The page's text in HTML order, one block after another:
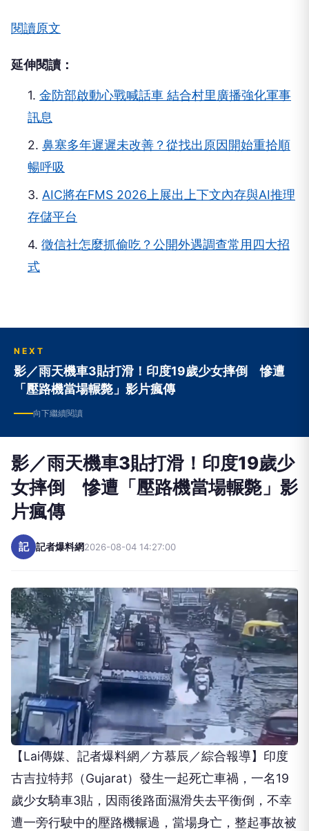
閱讀原文
延伸閱讀：
1. 金防部啟動心戰喊話車 結合村里廣播強化軍事
訊息
2. 鼻塞多年遲遲未改善？從找出原因開始重拾順
暢呼吸
3. AIC將在FMS 2026上展出上下文內存與AI推理
存儲平台
4. 徵信社怎麼抓偷吃？公開外遇調查常用四大招
式
NEXT
影／雨天機車3貼打滑！印度19歲少女摔倒 慘遭
「壓路機當場輾斃」影片瘋傳
向下繼續閱讀
影／雨天機車3貼打滑！印度19歲少
女摔倒 慘遭「壓路機當場輾斃」影
片瘋傳
記 記者爆料網2026-08-04 14:27:00
【Lai傳媒、記者爆料網／方慕辰／綜合報導】印度
古吉拉特邦（Gujarat）發生一起死亡車禍，一名19
歲少女騎車3貼，因雨後路面濕滑失去平衡倒，不幸
遭一旁行駛中的壓路機輾過，當場身亡，整起事故被